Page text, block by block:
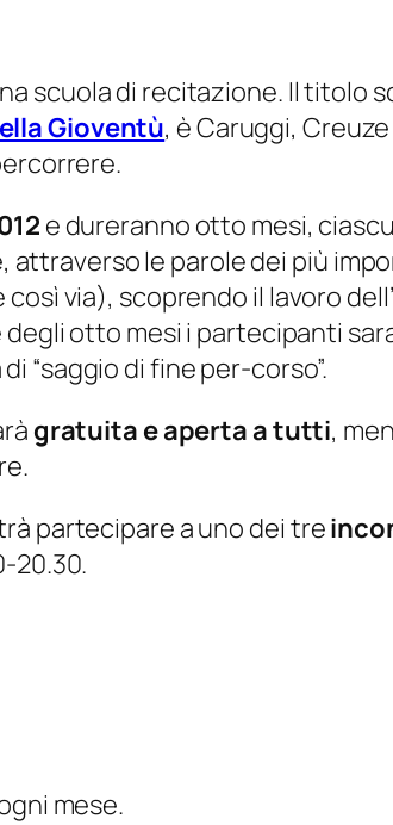
scuola di recitazione. Il titolo
Gioventù, èCaruggi,
e dureranno otto mesi,
attraverso le parole dei più
così via), scoprendo il lavoro
degli otto mesi i partecipanti
“saggio di fine per-corso”.
gratuita e aperta a tutti,
partecipare a uno dei tre
20.30.
mese.